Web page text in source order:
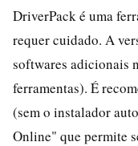
DriverPack é uma
requer cuidado. A
softwares adicionais
ferramentas). É
(sem o instalador
Online" que permite